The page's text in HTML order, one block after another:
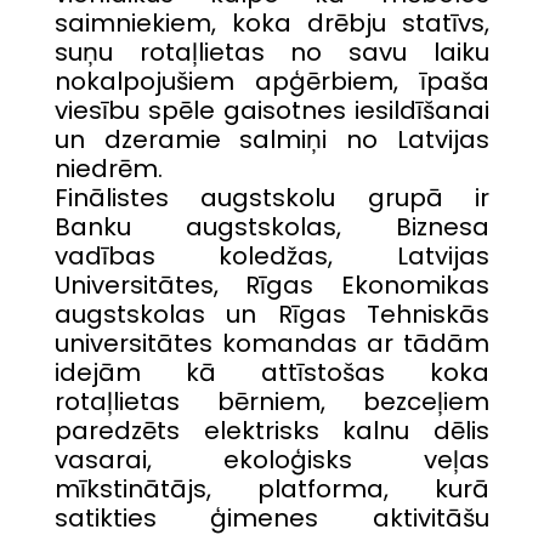
saimniekiem, koka drēbju statīvs,
suņu rotaļlietas no savu laiku
nokalpojušiem apģērbiem, īpaša
viesību spēle gaisotnes iesildīšanai
un dzeramie salmiņi no Latvijas
niedrēm.
Finālistes augstskolu grupā ir
Banku augstskolas, Biznesa
vadības koledžas, Latvijas
Universitātes, Rīgas Ekonomikas
augstskolas un Rīgas Tehniskās
universitātes komandas ar tādām
idejām kā attīstošas koka
rotaļlietas bērniem, bezceļiem
paredzēts elektrisks kalnu dēlis
vasarai, ekoloģisks veļas
mīkstinātājs, platforma, kurā
satikties ģimenes aktivitāšu